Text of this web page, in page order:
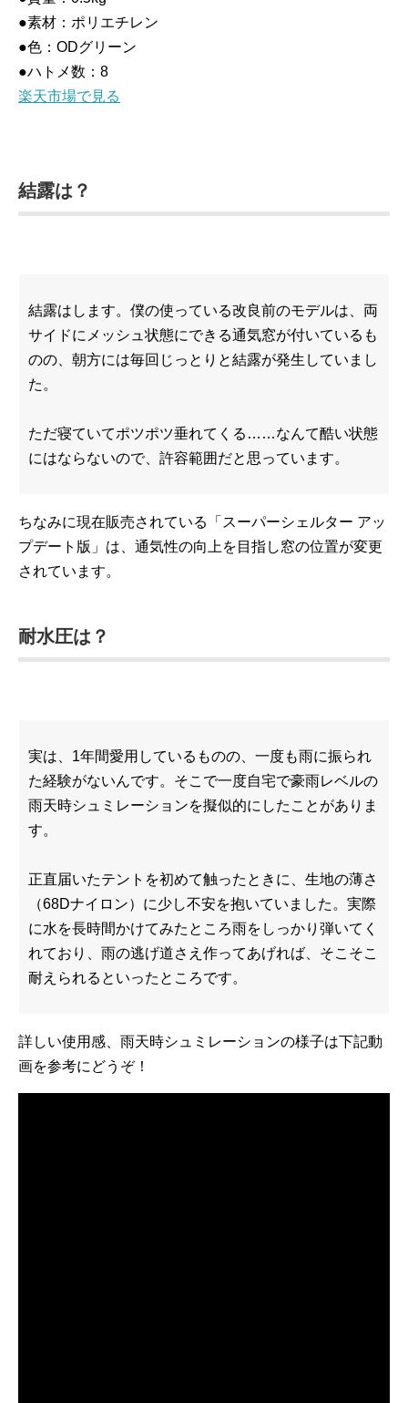
●素材：ポリエチレン
●色：ODグリーン
●ハトメ数：8
楽天市場で見る
結露は？
結露はします。僕の使っている改良前のモデルは、両
サイドにメッシュ状態にできる通気窓が付いているも
のの、朝方には毎回じっとりと結露が発生していまし
た。
ただ寝ていてポツポツ垂れてくる……なんて酷い状態
にはならないので、許容範囲だと思っています。
ちなみに現在販売されている「スーパーシェルター アッ
プデート版」は、通気性の向上を目指し窓の位置が変更
されています。
耐水圧は？
実は、1年間愛用しているものの、一度も雨に振られ
た経験がないんです。そこで一度自宅で豪雨レベルの
雨天時シュミレーションを擬似的にしたことがありま
す。
正直届いたテントを初めて触ったときに、生地の薄さ
（68Dナイロン）に少し不安を抱いていました。実際
に水を長時間かけてみたところ雨をしっかり弾いてく
れており、雨の逃げ道さえ作ってあげれば、そこそこ
耐えられるといったところです。
詳しい使用感、雨天時シュミレーションの様子は下記動
画を参考にどうぞ！